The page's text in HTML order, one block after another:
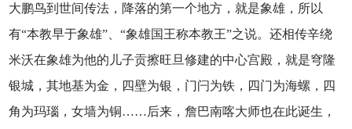
大鹏鸟到世间传法，降落的第一个地方，就是象雄，所以
有“本教早于象雄”、“象雄国王称本教王”之说。还相传辛绕
米沃在象雄为他的儿子贡擦旺旦修建的中心宫殿，就是穹隆
银城，其地基为金，四壁为银，门闩为铁，四门为海螺，四
角为玛瑙，女墙为铜……后来，詹巴南喀大师也在此诞生，